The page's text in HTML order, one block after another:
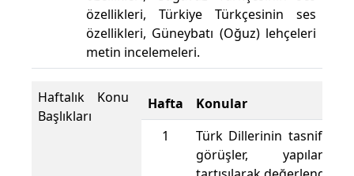
özellikleri, Türkiye Türkçesinin ses
özellikleri, Güneybatı (Oğuz) lehçeleri
metin incelemeleri.
Haftalık Konu
Başlıkları
Hafta
Konular
1
Türk Dillerinin tasnifi
görüşler, yapılan